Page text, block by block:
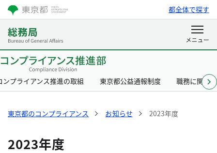
都全体で探す
ンプライアンス推進の取組 東京都公益通報制度 職務に関す
東京都のコンプライアンス お知らせ 2023年度
2023年度